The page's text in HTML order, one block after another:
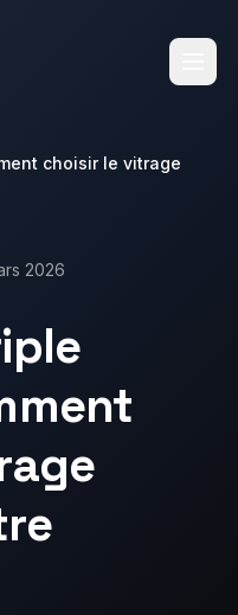
Vérandas
choisir le vitrage
2026